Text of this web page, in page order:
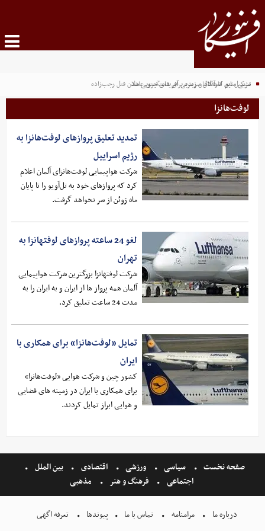
مربی سابق استقلال سرمربی آفریقای جنوبی شد
تشکیل تیم کارآگاهان زبده برای دستگیری عاملان قتل رجب‌زاده
لوفت‌هانزا
تمدید تعلیق پروازهای لوفت‌هانزا به
رژیم اسراییل
شرکت هواپیمایی لوفت‌هانزای آلمان اعلام
کرد که پروازهای خود به تل‌آویو را تا پایان
ماه ژوئن از سر نخواهد گرفت.
لغو 24 ساعته پروازهای لوفتهانزا به
تهران
شرکت لوفتهانزا بزرگترین شرکت هواپیمایی
آلمان همه پرواز ها از ایران و به ایران را به
مدت 24 ساعت تعلیق کرد.
تمایل «لوفت‌هانزا» برای همکاری با
ایران
کشور چین و شرکت هوایی «لوفت‌هانزا»
برای همکاری با ایران در زمینه های فضایی
و هوایی ابراز تمایل کردند.
صفحه نخست سیاسی ورزشی اقتصادی
بین الملل
اجتماعی
فرهنگ و هنر مذهبی
درباره ما مرامنامه تماس با ما پیوندها تعرفه اگهی